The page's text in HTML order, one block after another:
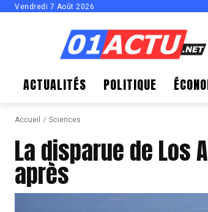
Vendredi 7 Août 2026
ACTUALITÉS POLITIQUE
Accueil Sciences
La disparue de Los
après